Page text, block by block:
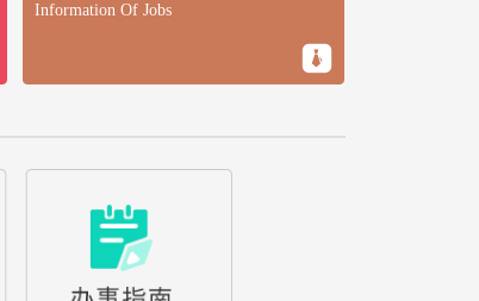
Information Of Jobs